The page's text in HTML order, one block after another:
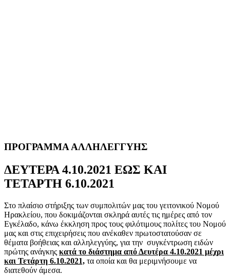
ΠΡΟΓΡΑΜΜΑ ΑΛΛΗΛΕΓΓΥΗΣ
ΔΕΥΤΕΡΑ 4.10.2021 ΕΩΣ ΚΑΙ
ΤΕΤΑΡΤΗ 6.10.2021
Στο πλαίσιο στήριξης των συμπολιτών μας του γειτονικού Νομού
Ηρακλείου, που δοκιμάζονται σκληρά αυτές τις ημέρες από τον
Εγκέλαδο, κάνω έκκληση προς τους φιλότιμους πολίτες του Νομού
μας και στις επιχειρήσεις που ανέκαθεν πρωτοστατούσαν σε
θέματα βοήθειας και αλληλεγγύης, για την συγκέντρωση ειδών
πρώτης ανάγκης κατά το διάστημα από Δευτέρα 4.10.2021 μέχρι
και Τετάρτη 6.10.2021, τα οποία και θα μεριμνήσουμε να
διατεθούν άμεσα.